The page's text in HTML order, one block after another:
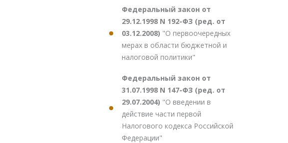
Федеральный закон от
29.12.1998 N 192-ФЗ (ред. от
03.12.2008) "О первоочередных
мерах в области бюджетной и
налоговой политики"
Федеральный закон от
31.07.1998 N 147-ФЗ (ред. от
29.07.2004) "О введении в
действие части первой
Налогового кодекса Российской
Федерации"